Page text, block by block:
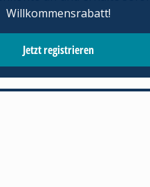
Willkommensrabatt!
Jetzt registrieren